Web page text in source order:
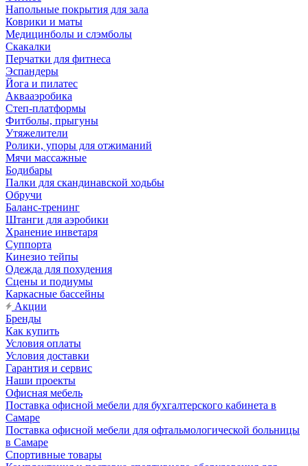
Напольные покрытия для зала
Коврики и маты
Медицинболы и слэмболы
Скакалки
Перчатки для фитнеса
Эспандеры
Йога и пилатес
Аквааэробика
Степ-платформы
Фитболы, прыгуны
Утяжелители
Ролики, упоры для отжиманий
Мячи массажные
Бодибары
Палки для скандинавской ходьбы
Обручи
Баланс-тренинг
Штанги для аэробики
Хранение инветаря
Суппорта
Кинезио тейпы
Одежда для похудения
Сцены и подиумы
Каркасные бассейны
Акции
Бренды
Как купить
Условия оплаты
Условия доставки
Гарантия и сервис
Наши проекты
Офисная мебель
Поставка офисной мебели для бухгалтерского кабинета в
Самаре
Поставка офисной мебели для офтальмологической больницы
в Самаре
Спортивные товары